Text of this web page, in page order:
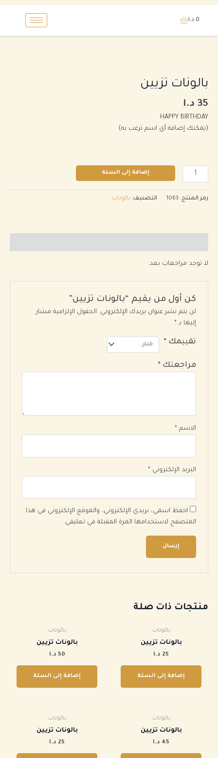
0 د.ا
بالونات تزيين
35 د.ا
HAPPY BIRTHDAY
(يمكنك إضافة أي اسم ترغب به)
تزيين
إضافة إلى السلة
رمز المنتج: 1063 التصنيف: بالونات
لا توجد مراجعات بعد.
كن أول من يقيم “بالونات تزيين”
لن يتم نشر عنوان بريدك الإلكتروني. الحقول الإلزامية مشار
إليها بـ*
تقييمك*
مراجعتك*
الاسم *
البريد الإلكتروني*
احفظ اسمي، بريدي الإلكتروني، والموقع الإلكتروني في هذا
المتصفح لاستخدامها المرة المقبلة في تعليقي.
منتجات ذات صلة
بالونات
بالونات تزيين
25 د.ا
إضافة إلى السلة
بالونات
بالونات تزيين
50 د.ا
إضافة إلى السلة
بالونات
بالونات تزيين
45 د.ا
بالونات
بالونات تزيين
25 د.ا